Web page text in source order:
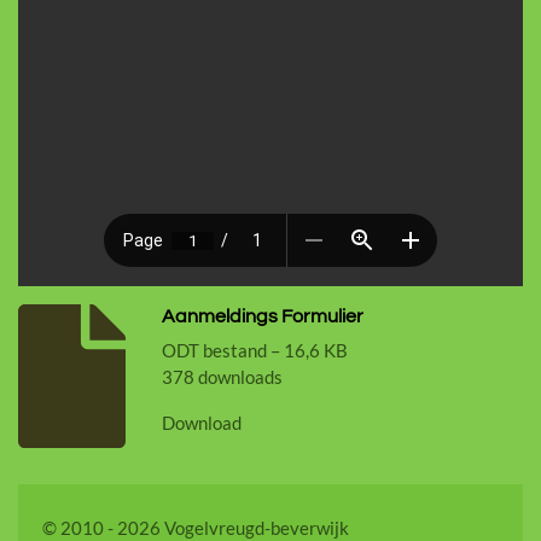
Aanmeldings Formulier
ODT bestand – 16,6 KB
378 downloads
Download
© 2010 - 2026 Vogelvreugd-beverwijk